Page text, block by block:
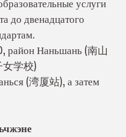
услуги
до двенадцатого
район Наньшань (南山
学校)
(湾厦站), а затем